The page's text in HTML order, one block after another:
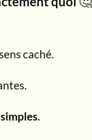
caché.